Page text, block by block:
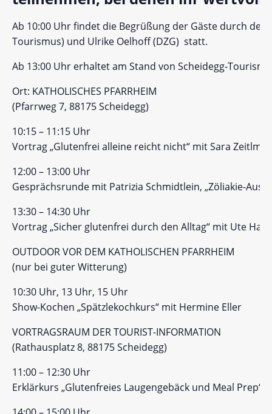
Ab 10:00 Uhr findet die Begrüßung der Gäste durch
Tourismus) und Ulrike Oelhoff (DZG) statt.
Ab 13:00 Uhr erhaltet am Stand von Scheidegg-
Ort: KATHOLISCHES PFARRHEIM
(Pfarrweg 7, 88175 Scheidegg)
10:15 – 11:15 Uhr
Vortrag „Glutenfrei alleine reicht nicht“ mit Sara
12:00 – 13:00 Uhr
Gesprächsrunde mit Patrizia Schmidtlein, „Zöliakie-
13:30 – 14:30 Uhr
Vortrag „Sicher glutenfrei durch den Alltag“ mit Ute
OUTDOOR VOR DEM KATHOLISCHEN PFARRHEIM
(nur bei guter Witterung)
10:30 Uhr, 13 Uhr, 15 Uhr
Show-Kochen „Spätzlekochkurs“ mit Hermine Eller
VORTRAGSRAUM DER TOURIST-INFORMATION
(Rathausplatz 8, 88175 Scheidegg)
11:00 – 12:30 Uhr
Erklärkurs „Glutenfreies Laugengebäck und Meal Prep“